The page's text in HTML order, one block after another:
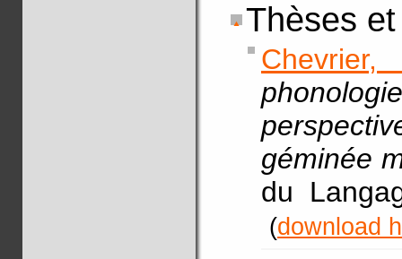
Thèses
Chevrier,
géminée
du
(download